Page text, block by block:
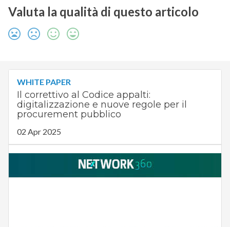
Valuta la qualità di questo articolo
WHITE PAPER
Il correttivo al Codice appalti:
digitalizzazione e nuove regole per il
procurement pubblico
02 Apr 2025